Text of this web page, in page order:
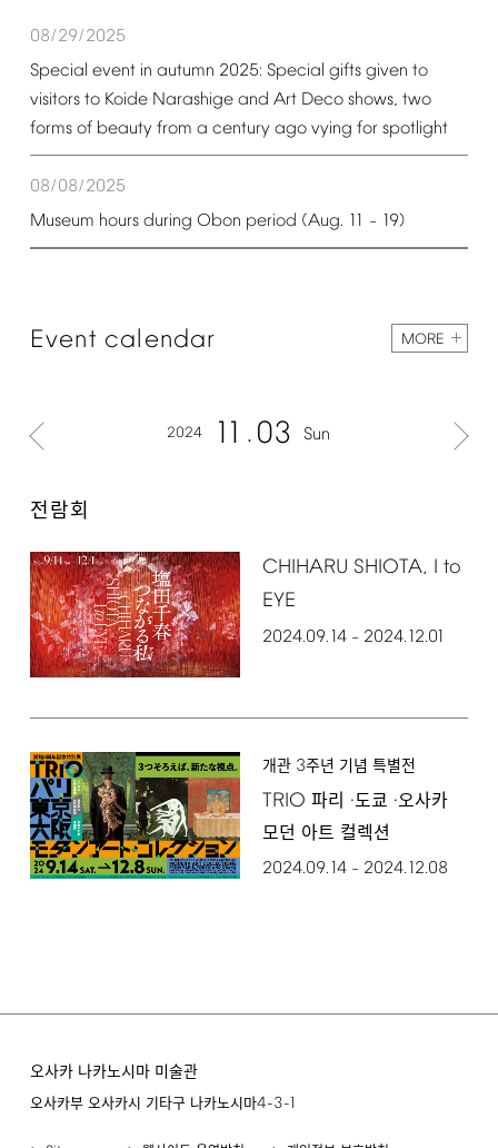
08/29/2025
Special event in autumn 2025: Special gifts given to
visitors to Koide Narashige and Art Deco shows, two
forms of beauty from a century ago vying for spotlight
08/08/2025
Museum hours during Obon period (Aug. 11 – 19)
Event calendar MORE
2024 11 03 Sun
전람회
CHIHARU SHIOTA, I to
EYE
2024.09.14– 2024.12.01
개관 3주년 기념 특별전
TRIO 파리 ·도쿄 ·오사카
모던 아트 컬렉션
2024.09.14– 2024.12.08
오사카 나카노시마 미술관
오사카부 오사카시 기타구 나카노시마4-3-1